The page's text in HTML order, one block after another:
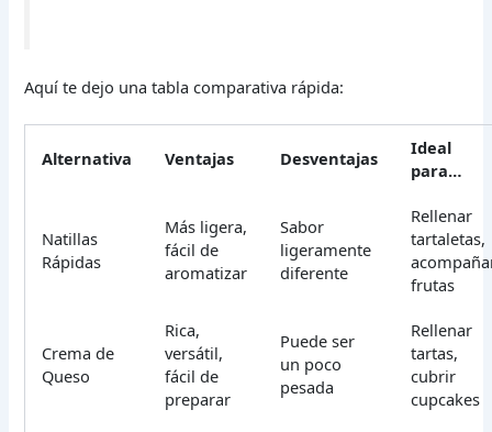
Aquí te dejo una tabla comparativa rápida:
Alternativa Ventajas Desventajas
Ideal
para…
Natillas
Rápidas
Más ligera,
fácil de
aromatizar
Sabor
ligeramente
diferente
Rellenar
tartaletas,
frutas
Crema de
Queso
Rica,
versátil,
fácil de
preparar
Puede ser
un poco
pesada
Rellenar
tartas,
cubrir
cupcakes